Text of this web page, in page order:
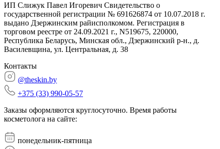
ИП Слижук Павел Игоревич Свидетельство о
государственной регистрации № 691626874 от 10.07.2018 г.
выдано Дзержинским райисполкомом. Регистрация в
торговом реестре от 24.09.2021 г., N519675, 220000,
Республика Беларусь, Минская обл., Дзержинский р-н., д.
Василевщина, ул. Центральная, д. 38
Контакты
@theskin.by
+375 (33) 990-05-57
Заказы оформляются круглосуточно. Время работы
косметолога на сайте:
понедельник-пятница